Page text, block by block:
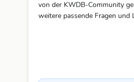
von der KWDB-Community
weitere passende Fragen und